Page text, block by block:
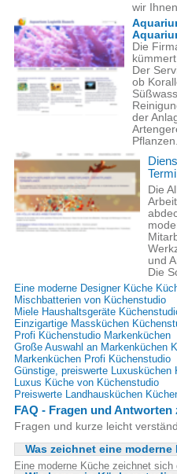
wir
Die
Der
ob
der
Die
und
Die
Eine moderne Designer Küche
Mischbatterien von Küchenstudio
Miele Haushaltsgeräte
Einzigartige Massküchen
Profi Küchenstudio Markenküchen
Große Auswahl an Markenküchen
Markenküchen Profi Küchenstudio
Günstige, preiswerte Luxusküchen
Luxus Küche von Küchenstudio
Preiswerte Landhausküchen
FAQ - Fragen und
Fragen und kurze leicht
Was zeichnet eine moderne
Eine moderne Küche zeichnet